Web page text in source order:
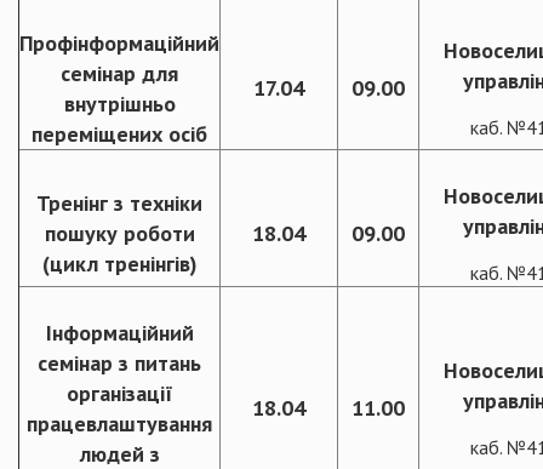
Профінформаційний
семінар для
внутрішньо
переміщених осіб
17.04 09.00
каб.
Тренінг з техніки
пошуку роботи
(цикл тренінгів)
18.04 09.00
каб.
Інформаційний
семінар з питань
організації
працевлаштування
людей з
18.04 11.00
каб.